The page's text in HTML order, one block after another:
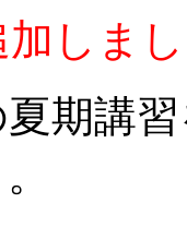
しま
期講